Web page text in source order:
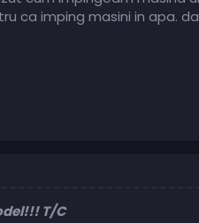
ca imping masini in apa.
T/C